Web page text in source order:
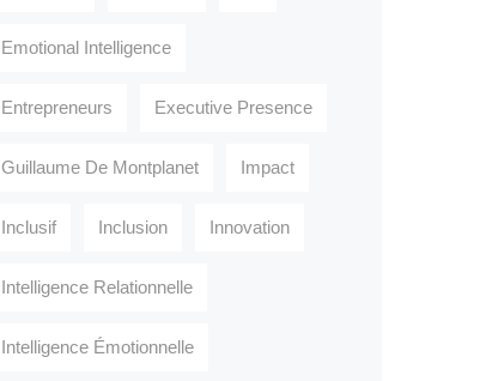
Emotional Intelligence
Entrepreneurs Executive Presence
Guillaume De Montplanet Impact
Inclusif Inclusion Innovation
Intelligence Relationnelle
Intelligence Émotionnelle